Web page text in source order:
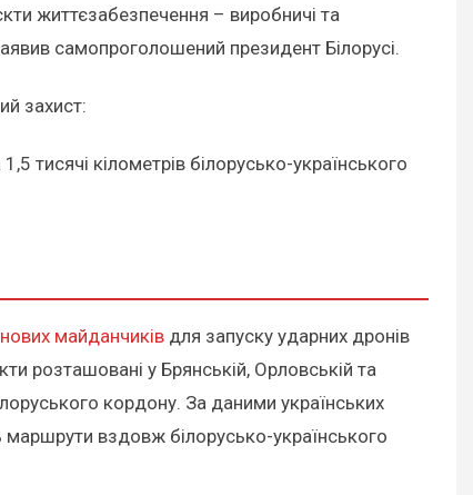
життєзабезпечення – виробничі та
самопроголошений президент Білорусі.
захист:
тисячі кілометрів білорусько-українського
нових майданчиків для запуску ударних дронів
розташовані у Брянській, Орловській та
кордону. За даними українських
маршрути вздовж білорусько-українського